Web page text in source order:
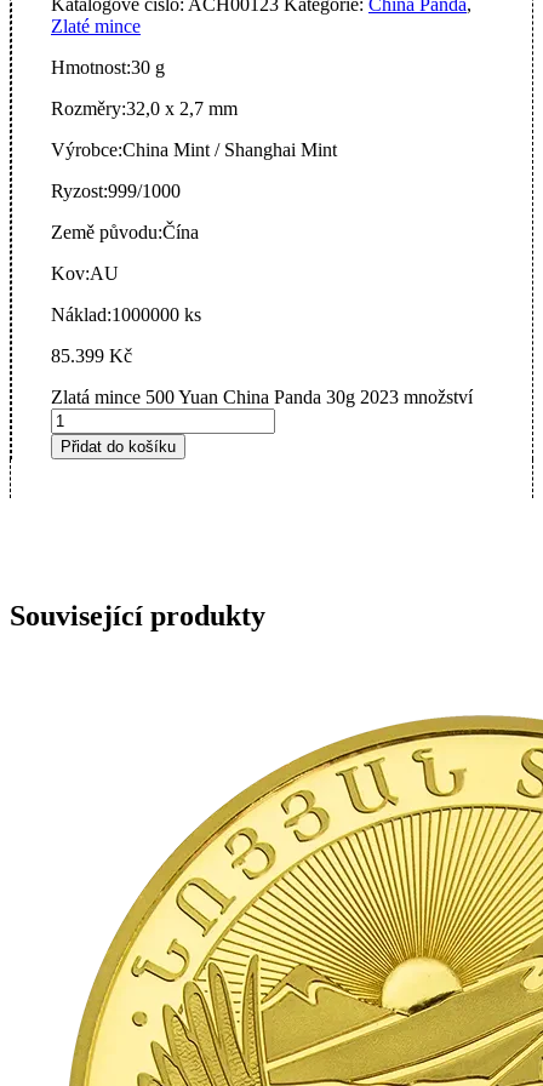
Zlaté mince
Hmotnost:30 g
Rozměry:32,0 x 2,7 mm
Výrobce:China Mint / Shanghai Mint
Ryzost:999/1000
Země původu:Čína
Kov:AU
Náklad:1000000 ks
85.399 Kč
Zlatá mince 500 Yuan China Panda 30g 2023 množství
Přidat do košíku
Související produkty